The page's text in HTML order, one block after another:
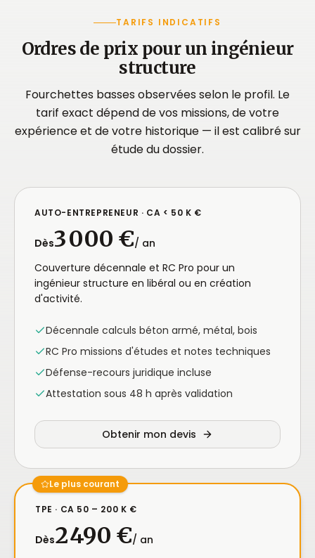
TARIFS INDICATIFS
Ordres de prix pour un ingénieur
structure
Fourchettes basses observées selon le profil. Le
tarif exact dépend de vos missions, de votre
expérience et de votre historique — il est calibré sur
étude du dossier.
AUTO-ENTREPRENEUR · CA < 50 K €
Dès3 000 €/ an
Couverture décennale et RC Pro pour un
ingénieur structure en libéral ou en création
d'activité.
Décennale calculs béton armé, métal, bois
RC Pro missions d'études et notes techniques
Défense-recours juridique incluse
Attestation sous 48 h après validation
Obtenir mon devis
Le plus courant
TPE · CA 50 – 200 K €
Dès2 490 €/ an